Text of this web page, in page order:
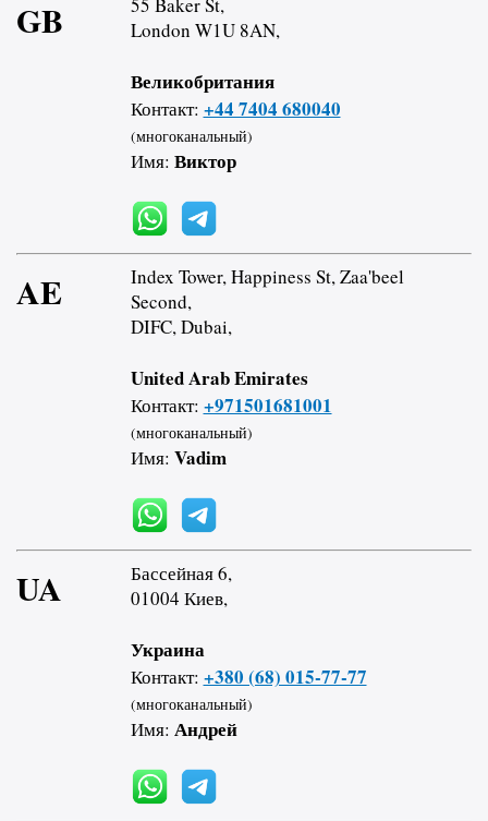
GB
London W1U 8AN,
Великобритания
Контакт: +44 7404 680040
(многоканальный)
Имя: Виктор
AE
Index Tower, Happiness St, Zaa'beel
Second,
DIFC, Dubai,
United Arab Emirates
Контакт: +971501681001
(многоканальный)
Имя: Vadim
UA
Бассейная 6,
01004 Киев,
Украина
Контакт: +380 (68) 015-77-77
(многоканальный)
Имя: Андрей